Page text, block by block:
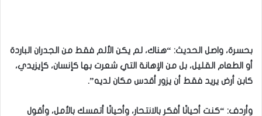
بحسرة، واصل الحديث: “هناك، لم يكن الألم فقط من الجدران الباردة
أو الطعام القليل، بل من الإهانة التي شعرت بها كإنسان، كإيزيدي،
كابن أرض يريد فقط أن يزور أقدس مكان لديه”.
وأردف: “كنت أحيانًا أفكر بالانتحار، وأحيانًا أتمسك بالأمل، وأقول